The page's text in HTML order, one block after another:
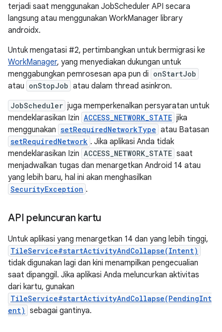
terjadi saat menggunakan JobScheduler API secara
langsung atau menggunakan WorkManager library
androidx.
Untuk mengatasi #2, pertimbangkan untuk bermigrasi ke
WorkManager, yang menyediakan dukungan untuk
menggabungkan pemrosesan apa pun di onStartJob
atau onStopJob atau dalam thread asinkron.
JobScheduler juga memperkenalkan persyaratan untuk
mendeklarasikan Izin ACCESS_NETWORK_STATE jika
menggunakan setRequiredNetworkType atau Batasan
setRequiredNetwork . Jika aplikasi Anda tidak
mendeklarasikan Izin ACCESS_NETWORK_STATE saat
menjadwalkan tugas dan menargetkan Android 14 atau
yang lebih baru, hal ini akan menghasilkan
SecurityException .
API peluncuran kartu
Untuk aplikasi yang menargetkan 14 dan yang lebih tinggi,
TileService#startActivityAndCollapse(Intent)
tidak digunakan lagi dan kini menampilkan pengecualian
saat dipanggil. Jika aplikasi Anda meluncurkan aktivitas
dari kartu, gunakan
TileService#startActivityAndCollapse(PendingInt
ent) sebagai gantinya.